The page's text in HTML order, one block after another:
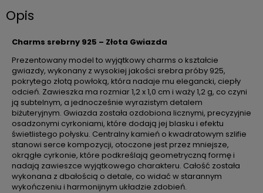
Opis
Charms srebrny 925 – Złota Gwiazda
Prezentowany model to wyjątkowy charms o kształcie
gwiazdy, wykonany z wysokiej jakości srebra próby 925,
pokrytego złotą powłoką, która nadaje mu elegancki, ciepły
odcień. Zawieszka ma rozmiar 1,2 x 1,0 cm i waży 1,2 g, co czyni
ją subtelnym, a jednocześnie wyrazistym detalem
biżuteryjnym. Gwiazda została ozdobiona licznymi, precyzyjnie
osadzonymi cyrkoniami, które dodają jej blasku i efektu
świetlistego połysku. Centralny kamień o kwadratowym szlifie
stanowi serce kompozycji, otoczone jest przez mniejsze,
okrągłe cyrkonie, które podkreślają geometryczną formę i
nadają zawieszce wyjątkowego charakteru. Całość została
wykonana z dbałością o detale, co widać w starannym
wykończeniu i harmonijnym układzie zdobień.